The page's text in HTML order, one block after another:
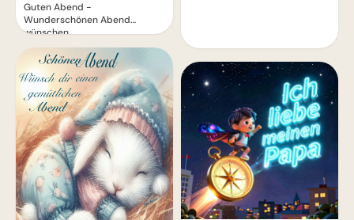
Guten Abend -
Wunderschönen Abend
wünschen